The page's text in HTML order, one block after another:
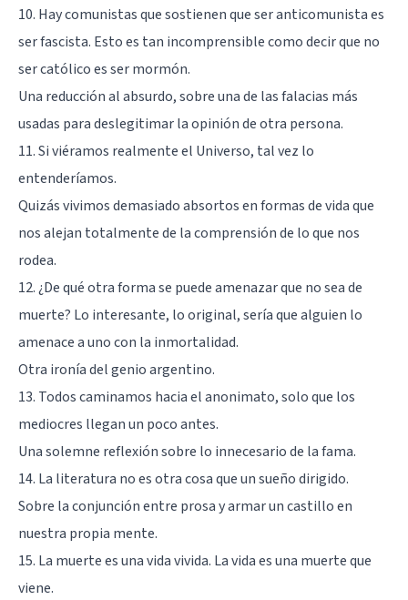
10. Hay comunistas que sostienen que ser anticomunista es
ser fascista. Esto es tan incomprensible como decir que no
ser católico es ser mormón.
Una reducción al absurdo, sobre una de lasfalacias más
usadas para deslegitimar la opinión de otra persona.
11. Si viéramos realmente el Universo, tal vez lo
entenderíamos.
Quizás vivimos demasiado absortos en formas de vida que
nos alejan totalmente de la comprensión de lo que nos
rodea.
12. ¿De qué otra forma se puede amenazar que no sea de
muerte? Lo interesante, lo original, sería que alguien lo
amenace a uno con la inmortalidad.
Otra ironía del genio argentino.
13. Todos caminamos hacia el anonimato, solo que los
mediocres llegan un poco antes.
Una solemne reflexión sobre lo innecesario de la fama.
14. La literatura no es otra cosa que un sueño dirigido.
Sobre la conjunción entre prosa y armar un castillo en
nuestra propia mente.
15. La muerte es una vida vivida. La vida es una muerte que
viene.